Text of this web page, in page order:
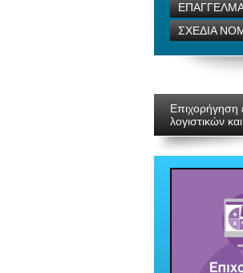
ΣΧΕΔΙΑ
Επιχορήγηση
λογιστικών